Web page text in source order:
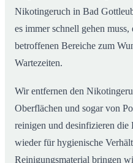
Nikotingeruch in Bad
es immer schnell gehen
betroffenen Bereiche zum
Wartezeiten.
Wir entfernen den
Oberflächen und sogar von
reinigen und desinfizieren die
wieder für hygienische
Reinigungsmaterial bringen